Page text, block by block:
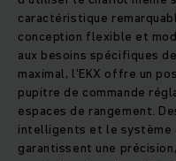
caractéristique
conception flexible et
aux besoins spécifiques
maximal, l'EKX offre un
pupitre de commande
espaces de rangement.
intelligents et le système
garantissent une